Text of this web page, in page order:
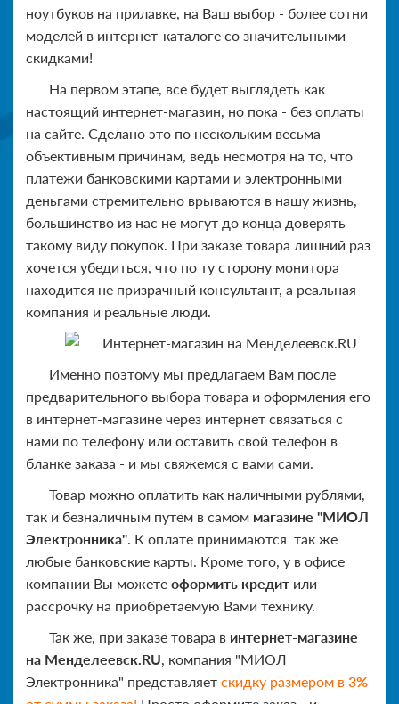
ноутбуков на прилавке, на Ваш выбор - более сотни
моделей в интернет-каталоге со значительными
скидками!
На первом этапе, все будет выглядеть как
настоящий интернет-магазин, но пока - без оплаты
на сайте. Сделано это по нескольким весьма
объективным причинам, ведь несмотря на то, что
платежи банковскими картами и электронными
деньгами стремительно врываются в нашу жизнь,
большинство из нас не могут до конца доверять
такому виду покупок. При заказе товара лишний раз
хочется убедиться, что по ту сторону монитора
находится не призрачный консультант, а реальная
компания и реальные люди.
Именно поэтому мы предлагаем Вам после
предварительного выбора товара и оформления его
в интернет-магазине через интернет связаться с
нами по телефону или оставить свой телефон в
бланке заказа - и мы свяжемся с вами сами.
Товар можно оплатить как наличными рублями,
так и безналичным путем в самом магазине "МИОЛ
Электронника". К оплате принимаются так же
любые банковские карты. Кроме того, у в офисе
компании Вы можете оформить кредит или
рассрочку на приобретаемую Вами технику.
Так же, при заказе товара в интернет-магазине
на Менделеевск.RU, компания "МИОЛ
Электронника" представляет скидку размером в 3%